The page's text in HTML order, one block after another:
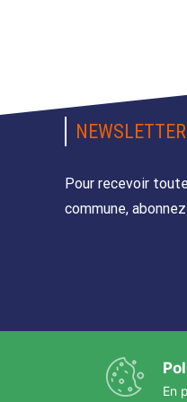
NEWSLETTER
Pour recevoir
commune,
En